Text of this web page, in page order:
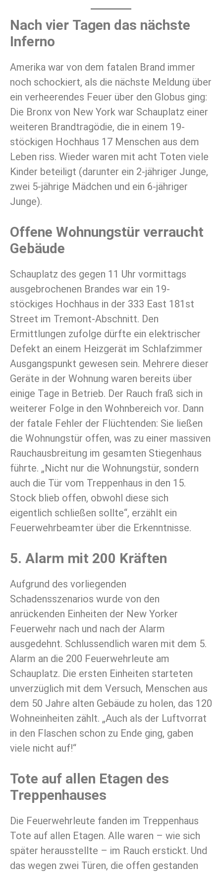
Nach vier Tagen das nächste
Inferno
Amerika war von dem fatalen Brand immer
noch schockiert, als die nächste Meldung über
ein verheerendes Feuer über den Globus ging:
Die Bronx von New York war Schauplatz einer
weiteren Brandtragödie, die in einem 19-
stöckigen Hochhaus 17 Menschen aus dem
Leben riss. Wieder waren mit acht Toten viele
Kinder beteiligt (darunter ein 2-jähriger Junge,
zwei 5-jährige Mädchen und ein 6-jähriger
Junge).
Offene Wohnungstür verraucht
Gebäude
Schauplatz des gegen 11 Uhr vormittags
ausgebrochenen Brandes war ein 19-
stöckiges Hochhaus in der 333 East 181st
Street im Tremont-Abschnitt. Den
Ermittlungen zufolge dürfte ein elektrischer
Defekt an einem Heizgerät im Schlafzimmer
Ausgangspunkt gewesen sein. Mehrere dieser
Geräte in der Wohnung waren bereits über
einige Tage in Betrieb. Der Rauch fraß sich in
weiterer Folge in den Wohnbereich vor. Dann
der fatale Fehler der Flüchtenden: Sie ließen
die Wohnungstür offen, was zu einer massiven
Rauchausbreitung im gesamten Stiegenhaus
führte. „Nicht nur die Wohnungstür, sondern
auch die Tür vom Treppenhaus in den 15.
Stock blieb offen, obwohl diese sich
eigentlich schließen sollte“, erzählt ein
Feuerwehrbeamter über die Erkenntnisse.
5. Alarm mit 200 Kräften
Aufgrund des vorliegenden
Schadensszenarios wurde von den
anrückenden Einheiten der New Yorker
Feuerwehr nach und nach der Alarm
ausgedehnt. Schlussendlich waren mit dem 5.
Alarm an die 200 Feuerwehrleute am
Schauplatz. Die ersten Einheiten starteten
unverzüglich mit dem Versuch, Menschen aus
dem 50 Jahre alten Gebäude zu holen, das 120
Wohneinheiten zählt. „Auch als der Luftvorrat
in den Flaschen schon zu Ende ging, gaben
viele nicht auf!“
Tote auf allen Etagen des
Treppenhauses
Die Feuerwehrleute fanden im Treppenhaus
Tote auf allen Etagen. Alle waren – wie sich
später herausstellte – im Rauch erstickt. Und
das wegen zwei Türen, die offen gestanden